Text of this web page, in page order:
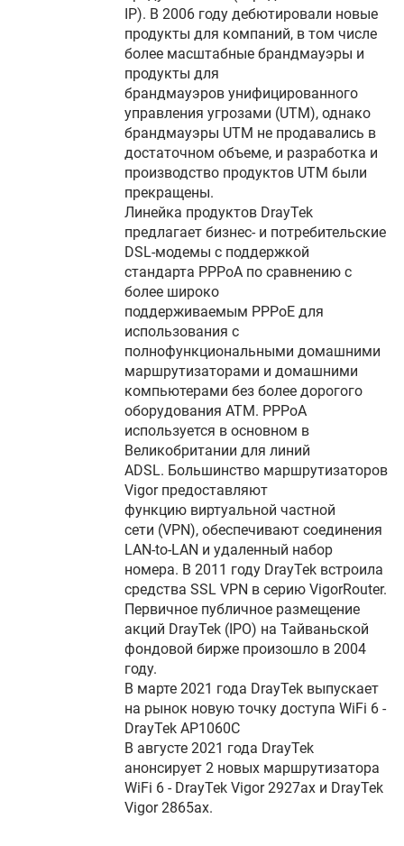
IP). В 2006 году дебютировали новые
продукты для компаний, в том числе
более масштабные брандмауэры и
продукты для
брандмауэров унифицированного
управления угрозами (UTM), однако
брандмауэры UTM не продавались в
достаточном объеме, и разработка и
производство продуктов UTM были
прекращены.
Линейка продуктов DrayTek
предлагает бизнес- и потребительские
DSL-модемы с поддержкой
стандарта PPPoA по сравнению с
более широко
поддерживаемым PPPoE для
использования с
полнофункциональными домашними
маршрутизаторами и домашними
компьютерами без более дорогого
оборудования ATM. PPPoA
используется в основном в
Великобритании для линий
ADSL. Большинство маршрутизаторов
Vigor предоставляют
функцию виртуальной частной
сети (VPN), обеспечивают соединения
LAN-to-LAN и удаленный набор
номера. В 2011 году DrayTek встроила
средства SSL VPN в серию VigorRouter.
Первичное публичное размещение
акций DrayTek (IPO) на Тайваньской
фондовой бирже произошло в 2004
году.
В марте 2021 года DrayTek выпускает
на рынок новую точку доступа WiFi 6 -
DrayTek AP1060C
В августе 2021 года DrayTek
анонсирует 2 новых маршрутизатора
WiFi 6 - DrayTek Vigor 2927ax и DrayTek
Vigor 2865ax.